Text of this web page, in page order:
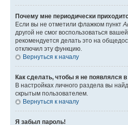
Почему мне периодически
Если вы не отметили флажком пункт
другой не смог воспользоваться
рекомендуется делать это на
отключил эту функцию.
Вернуться к началу
Как сделать, чтобы я не появлялся
В настройках личного раздела вы
скрытым пользователем.
Вернуться к началу
Я забыл пароль!